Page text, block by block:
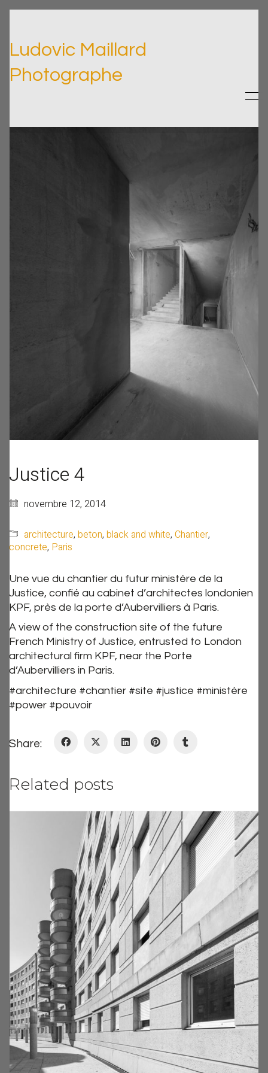
Ludovic Maillard
Photographe
Justice 4
novembre 12, 2014
architecture, beton, black and white, Chantier,
concrete, Paris
Une vue du chantier du futur ministère de la
Justice, confié au cabinet d’architectes londonien
KPF, près de la porte d’Aubervilliers à Paris.
A view of the construction site of the future
French Ministry of Justice, entrusted to London
architectural firm KPF, near the Porte
d’Aubervilliers in Paris.
#architecture #chantier #site #justice #ministère
#power #pouvoir
Share:
Related posts